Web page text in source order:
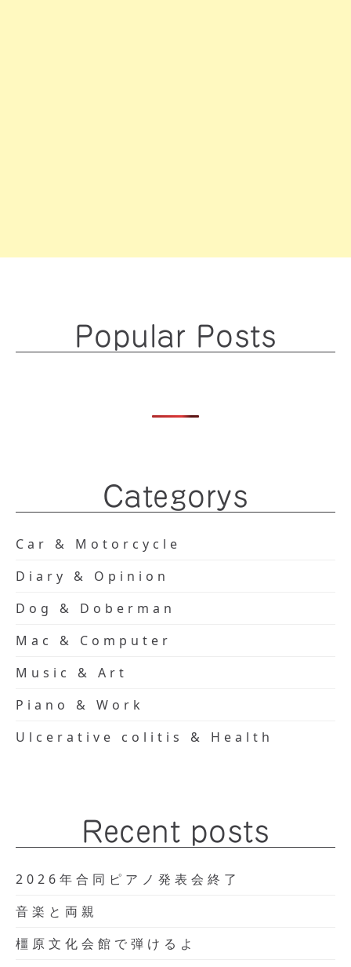
Popular Posts
Categorys
Car & Motorcycle
Diary & Opinion
Dog & Doberman
Mac & Computer
Music & Art
Piano & Work
Ulcerative colitis & Health
Recent posts
2026年合同ピアノ発表会終了
音楽と両親
橿原文化会館で弾けるよ